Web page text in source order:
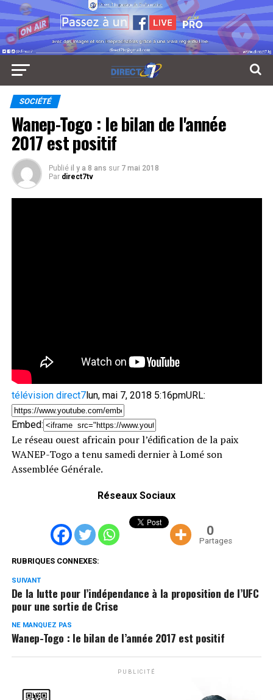
SOCIÉTÉ
Wanep-Togo : le bilan de l'année
2017 est positif
Publié il y a 8 ans sur 7 mai 2018
Par direct7tv
télévision direct7lun, mai 7, 2018 5:16pmURL:
Embed:
Le réseau ouest africain pour l’édification de la paix
WANEP-Togo a tenu samedi dernier à Lomé son
Assemblée Générale.
Réseaux Sociaux
0
Partages
RUBRIQUES CONNEXES:
SUIVANT
De la lutte pour l’indépendance à la proposition de l’UFC
pour une sortie de Crise
NE MANQUEZ PAS
Wanep-Togo : le bilan de l’année 2017 est positif
PUBLICITÉ